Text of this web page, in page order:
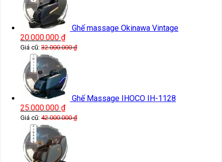
Ghế massage Okinawa Vintage
20.000.000 ₫
Giá cũ: 32.000.000₫
Ghế Massage IHOCO IH-1128
25.000.000 ₫
Giá cũ: 42.000.000₫